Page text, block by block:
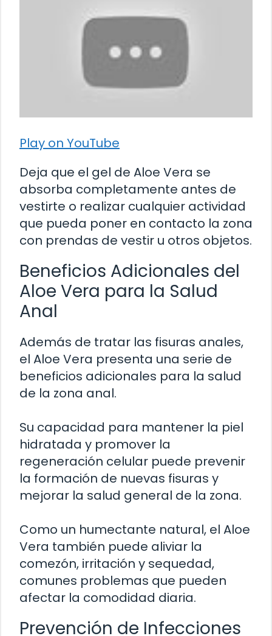
Play on YouTube
Deja que el gel de Aloe Vera se
absorba completamente antes de
vestirte o realizar cualquier actividad
que pueda poner en contacto la zona
con prendas de vestir u otros objetos.
Beneficios Adicionales del
Aloe Vera para la Salud
Anal
Además de tratar las fisuras anales,
el Aloe Vera presenta una serie de
beneficios adicionales para la salud
de la zona anal.
Su capacidad para mantener la piel
hidratada y promover la
regeneración celular puede prevenir
la formación de nuevas fisuras y
mejorar la salud general de la zona.
Como un humectante natural, el Aloe
Vera también puede aliviar la
comezón, irritación y sequedad,
comunes problemas que pueden
afectar la comodidad diaria.
Prevención de Infecciones